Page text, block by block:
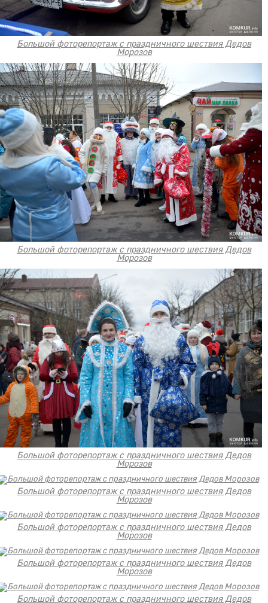
Большой фоторепортаж с праздничного шествия Дедов
Морозов
Большой фоторепортаж с праздничного шествия Дедов
Морозов
Большой фоторепортаж с праздничного шествия Дедов
Морозов
Большой фоторепортаж с праздничного шествия Дедов
Морозов
Большой фоторепортаж с праздничного шествия Дедов
Морозов
Большой фоторепортаж с праздничного шествия Дедов
Морозов
Большой фоторепортаж с праздничного шествия Дедов